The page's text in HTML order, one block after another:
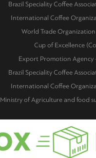
Brazil Speciality Coffee
International Coffee
World Trade Organization
Cup of Excellence
Export Promotion Agency
Brazil Speciality Coffee
International Coffee
Ministry of Agriculture and food